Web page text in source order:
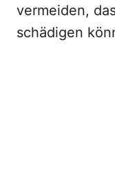
vermeiden,
schädigen